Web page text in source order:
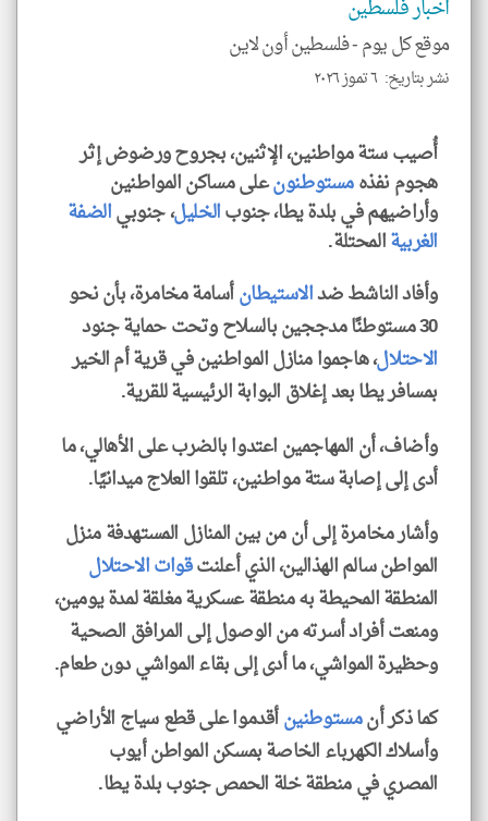
اخبار فلسطين
موقع كل يوم -فلسطين أون لاين
نشر بتاريخ: ٦ تموز ٢٠٢٦
أُصيب ستة مواطنين، الإثنين، بجروح ورضوض إثر
هجوم نفذهمستوطنونعلى مساكن المواطنين
وأراضيهم في بلدة يطا، جنوبالخليل، جنوبيالضفة
الغربيةالمحتلة.
وأفاد الناشط ضدالاستيطانأسامة مخامرة، بأن نحو
30 مستوطنًا مدججين بالسلاح وتحت حماية جنود
الاحتلال، هاجموا منازل المواطنين في قرية أم الخير
بمسافر يطا بعد إغلاق البوابة الرئيسية للقرية.
وأضاف، أن المهاجمين اعتدوا بالضرب على الأهالي، ما
أدى إلى إصابة ستة مواطنين، تلقوا العلاج ميدانيًا.
وأشار مخامرة إلى أن من بين المنازل المستهدفة منزل
المواطن سالم الهذالين، الذي أعلنتقوات الاحتلال
المنطقة المحيطة به منطقة عسكرية مغلقة لمدة يومين،
ومنعت أفراد أسرته من الوصول إلى المرافق الصحية
وحظيرة المواشي، ما أدى إلى بقاء المواشي دون طعام.
كما ذكر أنمستوطنينأقدموا على قطع سياج الأراضي
وأسلاك الكهرباء الخاصة بمسكن المواطن أيوب
المصري في منطقة خلة الحمص جنوب بلدة يطا.
klyoum.com